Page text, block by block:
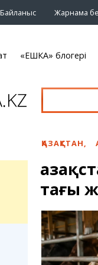
Байланыс Жарнама
Плакат
Театрлар
Спорт
Көрмелер
Цирк және
хайуанаттар
Карталар
«ЕШКА» блогері
ҚАЗАҚСТАН,
тағы